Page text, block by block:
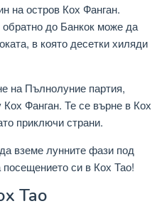
на остров Кох Фанган.
обратно до Банкок може да
в която десетки хиляди
на Пълнолуние партия,
Фанган. Те се върне в Кох
приключи страни.
вземе лунните фази под
си в Кох Тао!
Тао